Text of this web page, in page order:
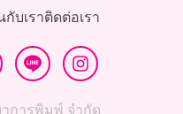
กับเราติดต่อเรา
การพิมพ์ จำกัด